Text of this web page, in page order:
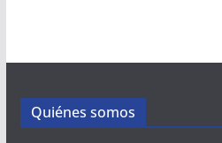
Quiénes somos